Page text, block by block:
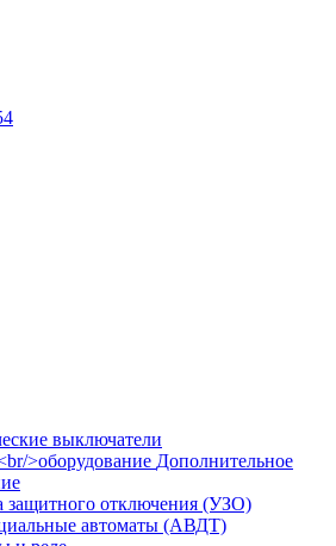
выключатели
Дополнительное
защитного отключения (УЗО)
автоматы (АВДТ)